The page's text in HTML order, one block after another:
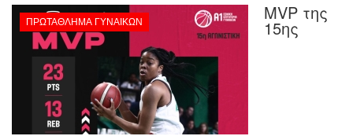
ΠΡΩΤΆΘΛΗΜΑ ΓΥΝΑΙΚΏΝ MVP της
15ης